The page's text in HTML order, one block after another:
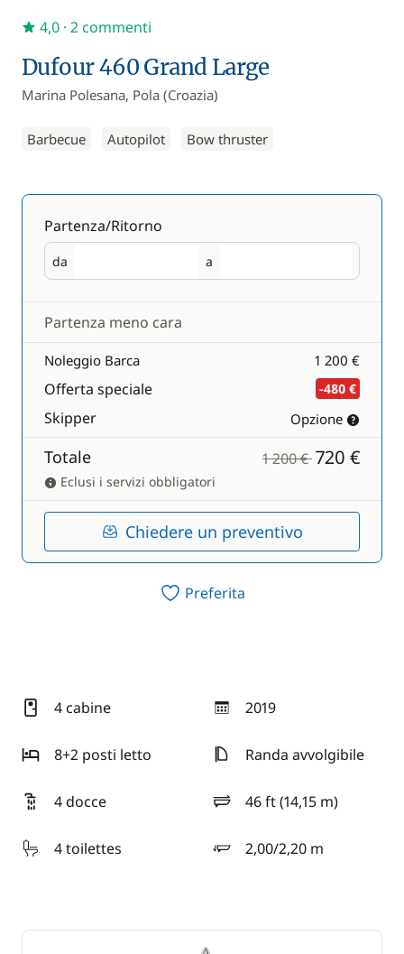
Dufour 460 Grand Large
Marina Polesana, Pola (Croazia)
Barbecue Autopilot Bow thruster
4,0 · 2 commenti
Partenza/Ritorno
da
Partenza a
Ritorno
Partenza meno cara
Noleggio Barca 1 200 €
Offerta speciale -480 €
Skipper Opzione
Totale 1 200 €720 €
Eclusi i servizi obbligatori
Chiedere un preventivo
Preferita
4 cabine 2019
anno
8+2 posti letto
Randa avvolgibile
4 docce 46 ft (14,15 m)
lunghezza
4 toilettes
2,00/2,20 m
pescaggio